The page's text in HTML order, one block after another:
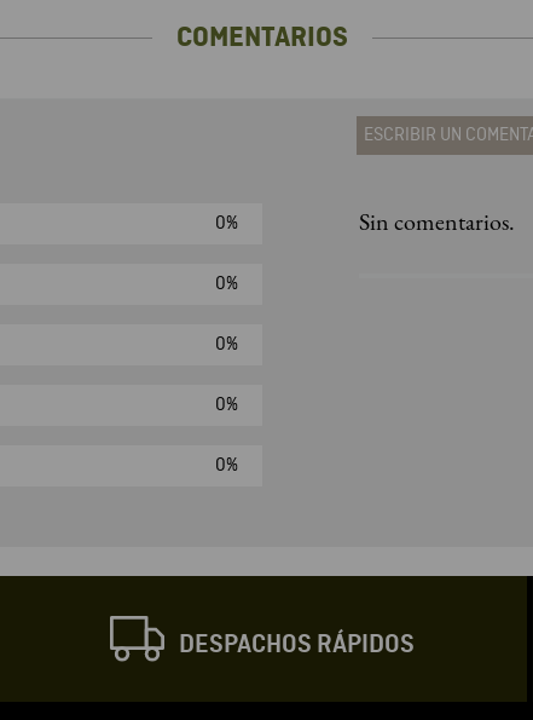
COMENTARIOS
0%
0%
0%
0%
0%
ESCRIBIR UN
Agregar
Escribir comentario
Sin comentarios.
DESPACHOS RÁPIDOS